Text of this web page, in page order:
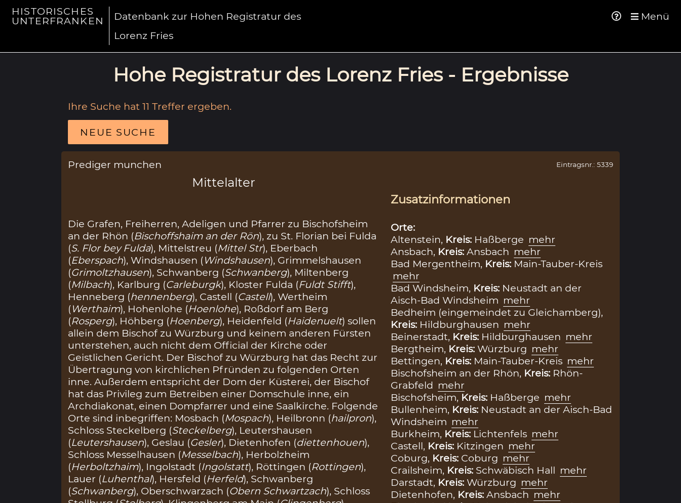
HISTORISCHES
UNTERFRANKEN
Datenbank zur Hohen Registratur des
Lorenz Fries
Menü
Hohe Registratur des Lorenz Fries - Ergebnisse
Ihre Suche hat 11 Treffer ergeben.
NEUE SUCHE
Prediger munchen
Mittelalter
Die Grafen, Freiherren, Adeligen und Pfarrer zu Bischofsheim
an der Rhön (Bischoffshaim an der Rön), zu St. Florian bei Fulda
(S. Flor bey Fulda), Mittelstreu (Mittel Str), Eberbach
(Eberspach), Windshausen (Windshausen), Grimmelshausen
(Grimoltzhausen), Schwanberg (Schwanberg), Miltenberg
(Milbach), Karlburg (Carleburgk), Kloster Fulda (Fuldt Stifft),
Henneberg (hennenberg), Castell (Castell), Wertheim
(Werthaim), Hohenlohe (Hoenlohe), Roßdorf am Berg
(Rosperg), Höhberg (Hoenberg), Heidenfeld (Haidenuelt) sollen
allein dem Bischof zu Würzburg und keinem anderen Fürsten
unterstehen, auch nicht dem Official der Kirche oder
Geistlichen Gericht. Der Bischof zu Würzburg hat das Recht zur
Übertragung von kirchlichen Pfründen zu folgenden Orten
inne. Außerdem entspricht der Dom der Küsterei, der Bischof
hat das Privileg zum Betreiben einer Domschule inne, ein
Archdiakonat, einen Dompfarrer und eine Saalkirche. Folgende
Orte sind inbegriffen: Mosbach (Mospach), Heilbronn (hailpron),
Schloss Steckelberg (Steckelberg), Leutershausen
(Leutershausen), Geslau (Gesler), Dietenhofen (diettenhouen),
Schloss Messelhausen (Messelbach), Herbolzheim
(Herboltzhaim), Ingolstadt (Ingolstatt), Röttingen (Rottingen),
Lauer (Luhenthal), Hersfeld (Herfeld), Schwanberg
(Schwanberg), Oberschwarzach (Obern Schwartzach), Schloss
Eintragsnr.: 5339
Zusatzinformationen
Orte:
Altenstein, Kreis: Haßberge mehr
Ansbach, Kreis: Ansbach mehr
Bad Mergentheim, Kreis: Main-Tauber-Kreis
mehr
Bad Windsheim, Kreis: Neustadt an der
Aisch-Bad Windsheim mehr
Bedheim (eingemeindet zu Gleichamberg),
Kreis: Hildburghausen mehr
Beinerstadt, Kreis: Hildburghausen mehr
Bergtheim, Kreis: Würzburg mehr
Bettingen, Kreis: Main-Tauber-Kreis mehr
Bischofsheim an der Rhön, Kreis: Rhön-
Grabfeld mehr
Bischofsheim, Kreis: Haßberge mehr
Bullenheim, Kreis: Neustadt an der Aisch-Bad
Windsheim mehr
Burkheim, Kreis: Lichtenfels mehr
Castell, Kreis: Kitzingen mehr
Coburg, Kreis: Coburg mehr
Crailsheim, Kreis: Schwäbisch Hall mehr
Darstadt, Kreis: Würzburg mehr
Dietenhofen, Kreis: Ansbach mehr